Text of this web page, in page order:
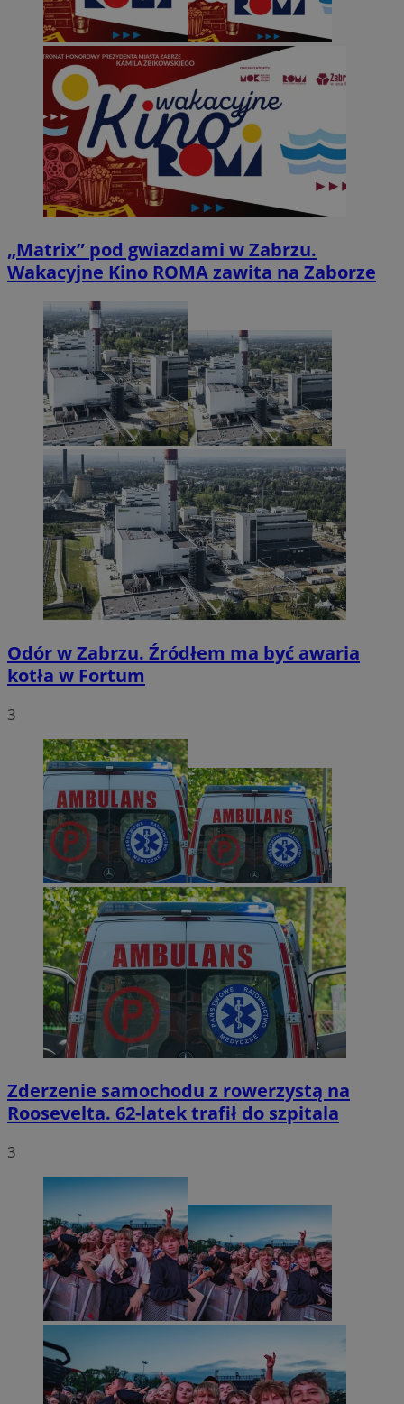
„Matrix” pod gwiazdami w Zabrzu.
Wakacyjne Kino ROMA zawita na Zaborze
Odór w Zabrzu. Źródłem ma być awaria
kotła w Fortum
3
Zderzenie samochodu z rowerzystą na
Roosevelta. 62-latek trafił do szpitala
3